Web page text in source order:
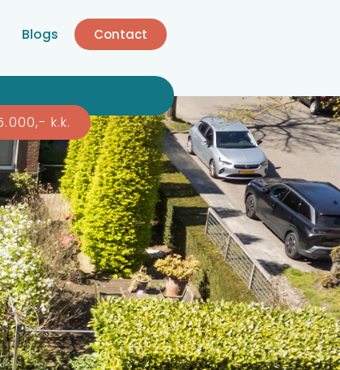
Blogs Contact